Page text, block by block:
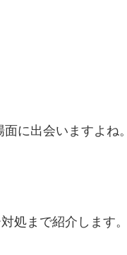
に出会いますよね。
処まで紹介します。